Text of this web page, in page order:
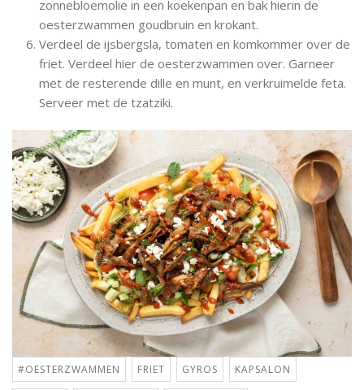
zonnebloemolie in een koekenpan en bak hierin de
oesterzwammen goudbruin en krokant.
Verdeel de ijsbergsla, tomaten en komkommer over de
friet. Verdeel hier de oesterzwammen over. Garneer
met de resterende dille en munt, en verkruimelde feta.
Serveer met de tzatziki.
#OESTERZWAMMEN FRIET GYROS KAPSALON